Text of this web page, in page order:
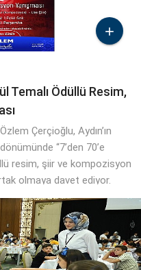

Temalı Ödüllü Resim,
Çerçioğlu, Aydın’ın
“7’den 70’e
resim, şiir ve kompozisyon
olmaya davet ediyor.